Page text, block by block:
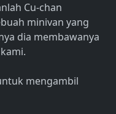
Cu-chan
minivan yang
dia membawanya
mengambil